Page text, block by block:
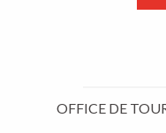
OFFICE DE